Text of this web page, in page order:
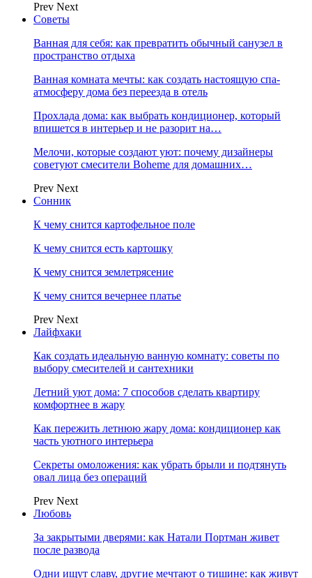
Prev Next
Советы
Ванная для себя: как превратить обычный санузел в
пространство отдыха
Ванная комната мечты: как создать настоящую спа-
атмосферу дома без переезда в отель
Прохлада дома: как выбрать кондиционер, который
впишется в интерьер и не разорит на…
Мелочи, которые создают уют: почему дизайнеры
советуют смесители Boheme для домашних…
Prev Next
Сонник
К чему снится картофельное поле
К чему снится есть картошку
К чему снится землетрясение
К чему снится вечернее платье
Prev Next
Лайфхаки
Как создать идеальную ванную комнату: советы по
выбору смесителей и сантехники
Летний уют дома: 7 способов сделать квартиру
комфортнее в жару
Как пережить летнюю жару дома: кондиционер как
часть уютного интерьера
Секреты омоложения: как убрать брыли и подтянуть
овал лица без операций
Prev Next
Любовь
За закрытыми дверями: как Натали Портман живет
после развода
Одни ищут славу, другие мечтают о тишине: как живут